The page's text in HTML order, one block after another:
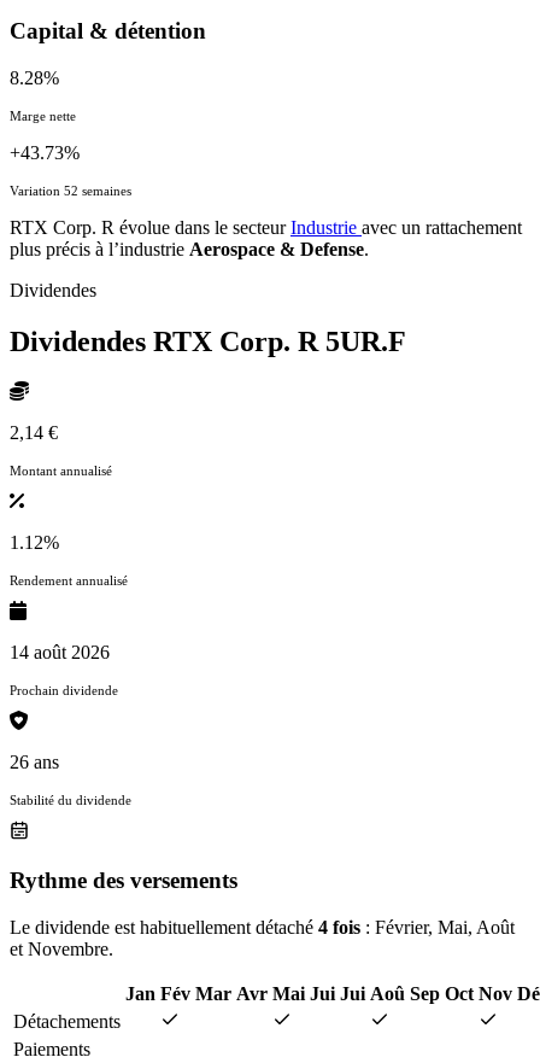
Capital & détention
8.28%
Marge nette
+43.73%
Variation 52 semaines
RTX Corp. R évolue dans le secteurIndustrie avec un rattachement
plus précis à l’industrie Aerospace & Defense.
Dividendes
Dividendes RTX Corp. R 5UR.F
2,14 €
Montant annualisé
1.12%
Rendement annualisé
14 août 2026
Prochain dividende
26 ans
Stabilité du dividende
Rythme des versements
Le dividende est habituellement détaché 4 fois : Février, Mai, Août
et Novembre.
Jan Fév Mar Avr Mai Jui Jui Aoû Sep Oct Nov
Détachements
Paiements